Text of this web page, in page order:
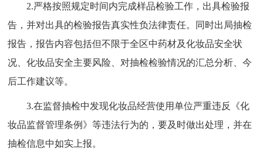
2.严格按照规定时间内完成样品检验工作，出具检验报
告，并对出具的检验报告真实性负法律责任。同时出局抽检
报告，报告内容包括但不限于全区中药材及化妆品安全状
况、化妆品安全主要风险、对抽检检验情况的汇总分析、今
后工作建议等。
3.在监督抽检中发现化妆品经营使用单位严重违反《化
妆品监督管理条例》等违法行为的，要及时做出处理，并在
抽检信息中如实上报。